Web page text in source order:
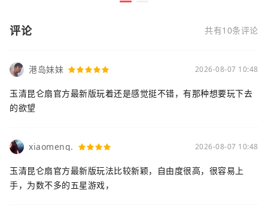
评论 共有10条评论
港岛妹妹 2026-08-07 10:48
玉清昆仑扇官方最新版玩着还是感觉挺不错，有那种想要玩下去
的欲望
xiaomeng. 2026-08-07 10:48
玉清昆仑扇官方最新版玩法比较新颖，自由度很高，很容易上
手，为数不多的五星游戏，